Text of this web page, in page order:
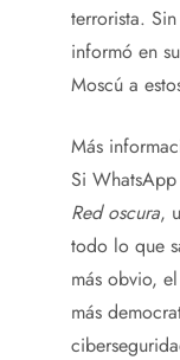
terrorista.
informó en
Moscú a
Más
Si WhatsApp
Red oscura,
todo lo que
más obvio,
más